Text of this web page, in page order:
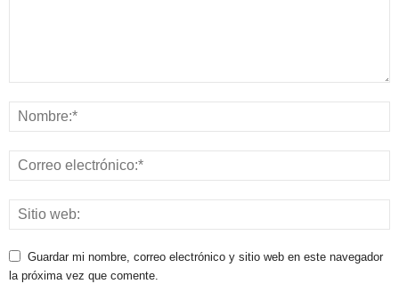
Guardar mi nombre, correo electrónico y sitio web en este navegador
la próxima vez que comente.